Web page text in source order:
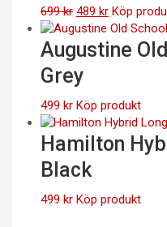
699kr Det
ursprungliga
priset
var:
699 kr.
489 krDet
nuvarande
priset
är:
Köp
Augustine
Grey
499 kr Köp produkt
Hamilton
Black
499 kr Köp produkt